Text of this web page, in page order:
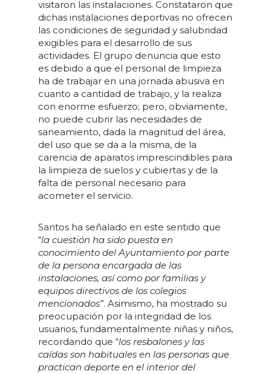
visitaron las instalaciones. Constataron que
dichas instalaciones deportivas no ofrecen
las condiciones de seguridad y salubridad
exigibles para el desarrollo de sus
actividades. El grupo denuncia que esto
es debido a que el personal de limpieza
ha de trabajar en una jornada abusiva en
cuanto a cantidad de trabajo, y la realiza
con enorme esfuerzo; pero, obviamente,
no puede cubrir las necesidades de
saneamiento, dada la magnitud del área,
del uso que se da a la misma, de la
carencia de aparatos imprescindibles para
la limpieza de suelos y cubiertas y de la
falta de personal necesario para
acometer el servicio.
Santos ha señalado en este sentido que
“la cuestión ha sido puesta en
conocimiento del Ayuntamiento por parte
de la persona encargada de las
instalaciones, así como por familias y
equipos directivos de los colegios
mencionados”. Asimismo, ha mostrado su
preocupación por la integridad de los
usuarios, fundamentalmente niñas y niños,
recordando que “los resbalones y las
caídas son habituales en las personas que
practican deporte en el interior del